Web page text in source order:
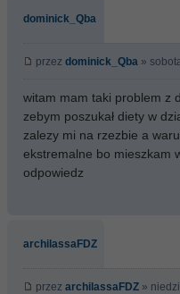
dominick_Qba
przez dominick_Qba »
witam mam taki problem z
zebym poszukał diety w
zalezy mi na rzezbie a
ekstremalne bo mieszkam
odpowiedz
archilassaFDZ
przez archilassaFDZ »